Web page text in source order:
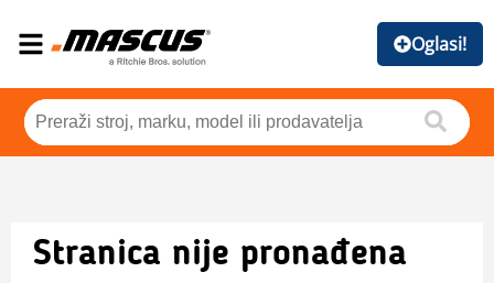
Oglasi!
Stranica nije pronađena